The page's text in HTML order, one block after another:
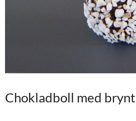
Chokladboll med